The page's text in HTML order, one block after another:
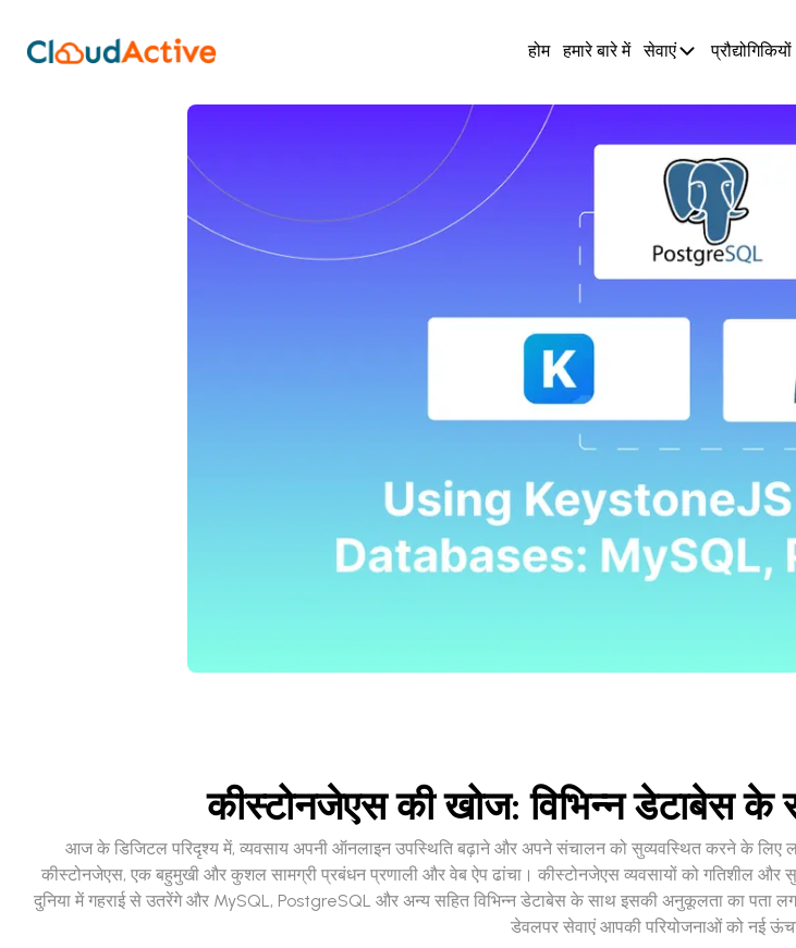
होम हमारे बारे में सेवाएं प्रौद्योगिकियों
कीस्टोनजेएस की खोज: विभिन्न डेटाबेस के
आज के डिजिटल परिदृश्य में, व्यवसाय अपनी ऑनलाइन उपस्थिति बढ़ाने और अपने संचालन को सुव्यवस्थित करने के लिए
कीस्टोनजेएस, एक बहुमुखी और कुशल सामग्री प्रबंधन प्रणाली और वेब ऐप ढांचा। कीस्टोनजेएस व्यवसायों को गतिशील और
दुनिया में गहराई से उतरेंगे और MySQL, PostgreSQL और अन्य सहित विभिन्न डेटाबेस के साथ इसकी अनुकूलता का पता
डेवलपर सेवाएं आपकी परियोजनाओं को नई